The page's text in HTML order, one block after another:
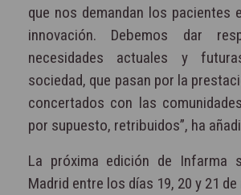
que nos demandan los pacientes
innovación. Debemos dar
necesidades actuales y
sociedad, que pasan por la
concertados con las
por supuesto, retribuidos”, ha
La próxima edición de Infarma
Madrid entre los días 19, 20 y 21